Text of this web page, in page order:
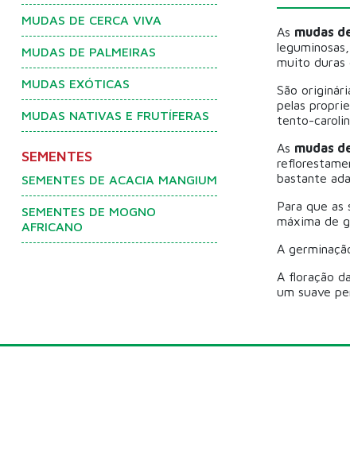
MUDAS DE CERCA VIVA
MUDAS DE PALMEIRAS
MUDAS EXÓTICAS
MUDAS NATIVAS E FRUTÍFERAS
SEMENTES
SEMENTES DE ACACIA MANGIUM
SEMENTES DE MOGNO
AFRICANO
As mudas
muito duras
São
pelas
tento-
As mudas
bastante
Para que as
máxima de
A
A floração
um suave